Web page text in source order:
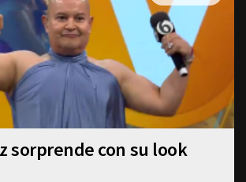
sorprende con su look